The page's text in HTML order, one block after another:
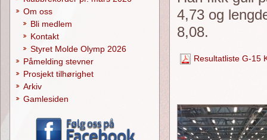
4,73 og
8,08.
Resultatliste G-15
Om oss
Bli medlem
Kontakt
Styret Molde Olymp 2026
Påmelding stevner
Prosjekt tilhørighet
Arkiv
Gamlesiden